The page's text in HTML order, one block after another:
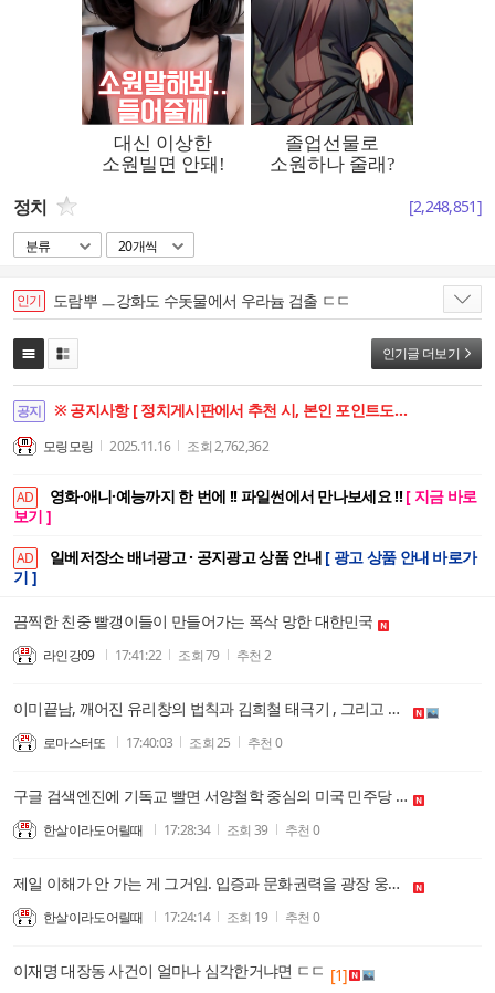
정치 [2,248,851]
분류 20개씩
인기 도람뿌 ㅡ강화도 수돗물에서 우라늄 검출 ㄷㄷ
인기글 더보기
공지 ※ 공지사항 [ 정치게시판에서 추천 시, 본인 포인트도 함께 상승합니다. ]
모링모링 2025.11.16 조회2,762,362
AD 영화·애니·예능까지 한 번에 !! 파일썬에서 만나보세요 !! [ 지금 바로
보기 ]
AD 일베저장소 배너광고 · 공지광고 상품 안내 [ 광고 상품 안내 바로가
기 ]
끔찍한 친중 빨갱이들이 만들어가는 폭삭 망한 대한민국
라인강09 17:41:22 조회79 추천 2
이미끝남, 깨어진 유리창의 법칙과 김희철 태극기 , 그리고 암세포.....
로마스터또 17:40:03 조회25 추천 0
구글 검색엔진에 기독교 빨면 서양철학 중심의 미국 민주당 옹호 바로 나온다. 그런데, 80대 동학노인의 속임수는 아나? 헬라인본주의가 동학이라고 퉁치는게 김영삼 때
한살이라도어릴때 17:28:34 조회 39 추천 0
제일 이해가 안 가는 게 그거임. 입증과 문화권력을 광장 웅변대회로 퉁치는게 말이 되는 일인가? 자유당 때를 그리워하는 팔십대 노인의 정신승리의 무한반복
한살이라도어릴때 17:24:14 조회 19 추천 0
이재명 대장동 사건이 얼마나 심각한거냐면 ㄷㄷ [1]